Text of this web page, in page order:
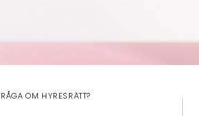
OM HYRESRÄTT?